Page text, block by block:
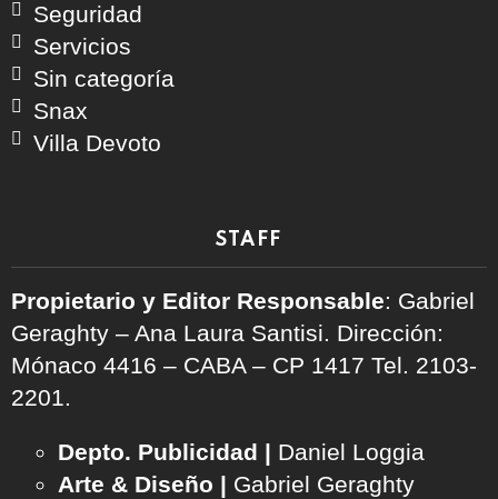
Seguridad
Servicios
Sin categoría
Snax
Villa Devoto
STAFF
Propietario y Editor Responsable: Gabriel
Geraghty – Ana Laura Santisi. Dirección:
Mónaco 4416 – CABA – CP 1417 Tel. 2103-
2201.
Depto. Publicidad | Daniel Loggia
Arte & Diseño | Gabriel Geraghty